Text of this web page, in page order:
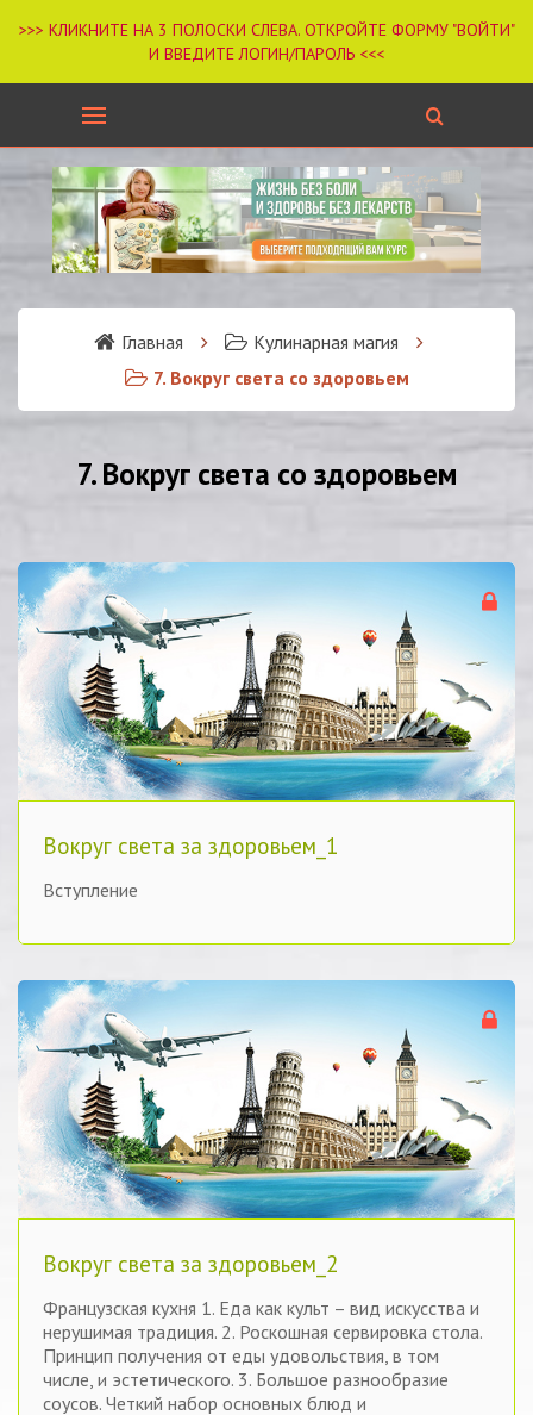
Главная
Кулинарная магия
7. Вокруг света со здоровьем
7. Вокруг света со здоровьем
Вокруг света за здоровьем_1
Вступление
Вокруг света за здоровьем_2
Французская кухня 1. Еда как культ – вид искусства и
нерушимая традиция. 2. Роскошная сервировка стола.
Принцип получения от еды удовольствия, в том
числе, и эстетического. 3. Большое разнообразие
соусов. Четкий набор основных блюд и